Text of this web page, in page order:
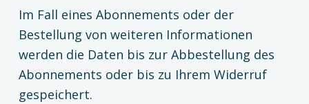
Im Fall eines Abonnements oder der
Bestellung von weiteren Informationen
werden die Daten bis zur Abbestellung des
Abonnements oder bis zu Ihrem Widerruf
gespeichert.